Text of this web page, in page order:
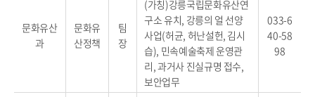
문화유산
과
문화유
산정책
팀
장
(가칭)강릉국립문화유산연
구소 유치, 강릉의 얼 선양
사업(허균, 허난설헌, 김시
습), 민속예술축제 운영관
리, 과거사 진실규명 접수,
보안업무
033-6
40-58
98